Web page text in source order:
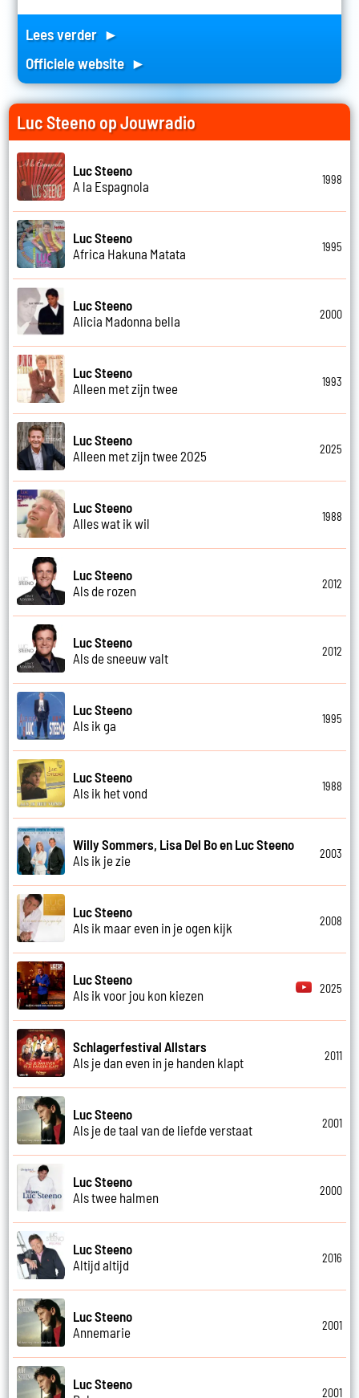
Lees verder ►
Officiele website ►
Luc Steeno op Jouwradio
Luc Steeno
A la Espagnola
1998
Luc Steeno
Africa Hakuna Matata
1995
Luc Steeno
Alicia Madonna bella
2000
Luc Steeno
Alleen met zijn twee
1993
Luc Steeno
Alleen met zijn twee 2025
2025
Luc Steeno
Alles wat ik wil
1988
Luc Steeno
Als de rozen
2012
Luc Steeno
Als de sneeuw valt
2012
Luc Steeno
Als ik ga
1995
Luc Steeno
Als ik het vond
1988
Willy Sommers, Lisa Del Bo en Luc Steeno
Als ik je zie
2003
Luc Steeno
Als ik maar even in je ogen kijk
2008
Luc Steeno
Als ik voor jou kon kiezen
2025
Schlagerfestival Allstars
Als je dan even in je handen klapt
2011
Luc Steeno
Als je de taal van de liefde verstaat
2001
Luc Steeno
Als twee halmen
2000
Luc Steeno
Altijd altijd
2016
Luc Steeno
Annemarie
2001
Luc Steeno
2001